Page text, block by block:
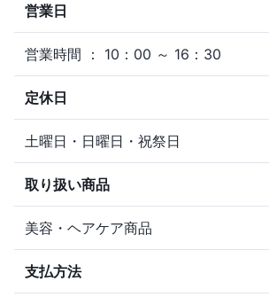
営業日
営業時間 ： 10：00 ～ 16：30
定休日
土曜日・日曜日・祝祭日
取り扱い商品
美容・ヘアケア商品
支払方法